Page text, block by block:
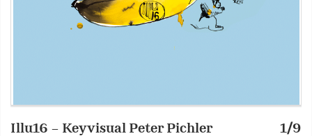
Illu16 – Keyvisual Peter Pichler 1/9